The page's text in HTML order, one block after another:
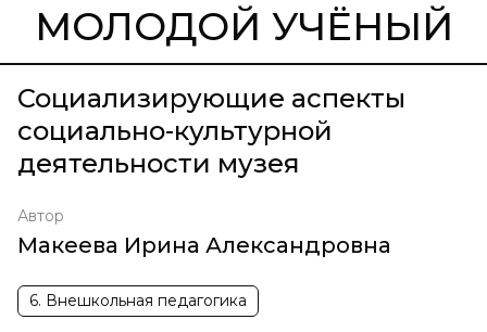
МОЛОДОЙ УЧЁНЫЙ
Социализирующие аспекты
социально-культурной
деятельности музея
Автор
Макеева Ирина Александровна
6. Внешкольная педагогика